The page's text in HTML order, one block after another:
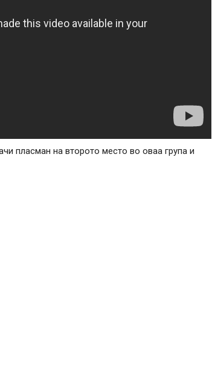
пласман на второто место во оваа група и